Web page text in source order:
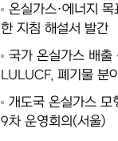
온실가스·에너지
한 지침 해설서 발간
국가 온실가스 배
LULUCF, 폐기물
개도국 온실가스 모
9차 운영회의(서울)